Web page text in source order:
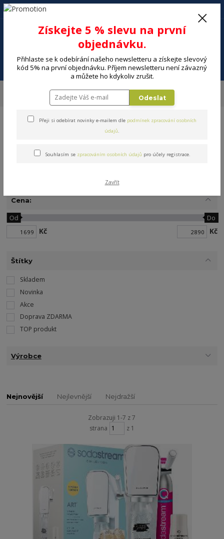
Menu
+420 602 494 600
Cena:
Kč
Od Do
Kč
Štítky
Skladem
Novinka
Akce
Doprava ZDARMA
TOP produkt
Výrobce
Nejnovější Nejlevnější Nejdražší
Zobrazuji 1-7 z 7
strana
z 1
Získejte 5 % slevu na první
objednávku.
Přihlaste se k odebírání našeho newsletteru a získejte slevový
kód 5% na první objednávku. Příjem newsletteru není závazný
a můžete ho kdykoliv zrušit.
Odeslat
Přeji si odebírat novinky e-mailem dle podmínek zpracování osobních
údajů.
Souhlasím se zpracováním osobních údajů pro účely registrace.
Zavřít